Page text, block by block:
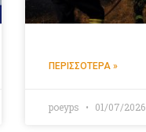
ΠΕΡΙΣΣΌΤΕΡΑ »
poeyps 01/07/2026